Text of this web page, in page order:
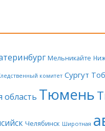
Мельникайте
комитет Сургут
область Тюмень
Челябинск Широтная